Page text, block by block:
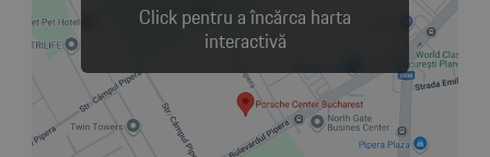
Click pentru a încărca harta
interactivă